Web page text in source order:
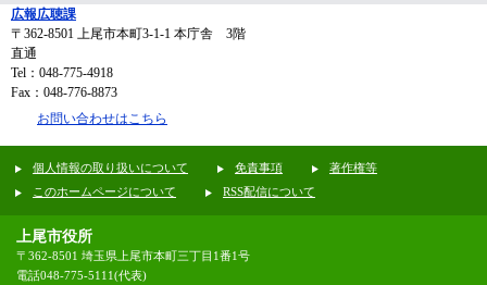
広報広聴課
〒362-8501 上尾市本町3-1-1 本庁舎 3階
直通
Tel：048-775-4918
Fax：048-776-8873
お問い合わせはこちら
個人情報の取り扱いについて 免責事項
著作権等
このホームページについて
RSS配信について
上尾市役所
〒362-8501 埼玉県上尾市本町三丁目1番1号
電話048-775-5111(代表)